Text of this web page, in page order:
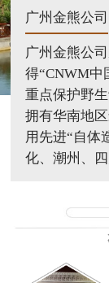
广州金熊公司
广州金熊公
得“CNWM中
重点保护野
拥有华南地
用先进“自体
化、潮州、